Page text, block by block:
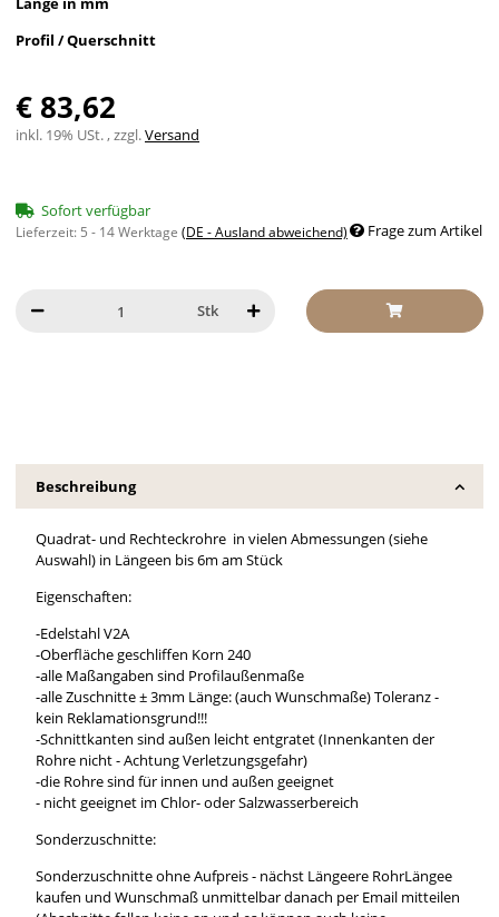
Profil / Querschnitt
€ 83,62
inkl. 19% USt. , zzgl.Versand
Sofort verfügbar
Lieferzeit: 5 - 14 Werktage (DE - Ausland abweichend) Frage zum Artikel
Stk
Beschreibung
Quadrat- und Rechteckrohre in vielen Abmessungen (siehe
Auswahl) in Längeen bis 6m am Stück
Eigenschaften:
-Edelstahl V2A
-Oberfläche geschliffen Korn 240
-alle Maßangaben sind Profilaußenmaße
-alle Zuschnitte ± 3mm Länge: (auch Wunschmaße) Toleranz -
kein Reklamationsgrund!!!
-Schnittkanten sind außen leicht entgratet (Innenkanten der
Rohre nicht - Achtung Verletzungsgefahr)
-die Rohre sind für innen und außen geeignet
- nicht geeignet im Chlor- oder Salzwasserbereich
Sonderzuschnitte:
Sonderzuschnitte ohne Aufpreis - nächst Längeere RohrLängee
kaufen und Wunschmaß unmittelbar danach per Email mitteilen